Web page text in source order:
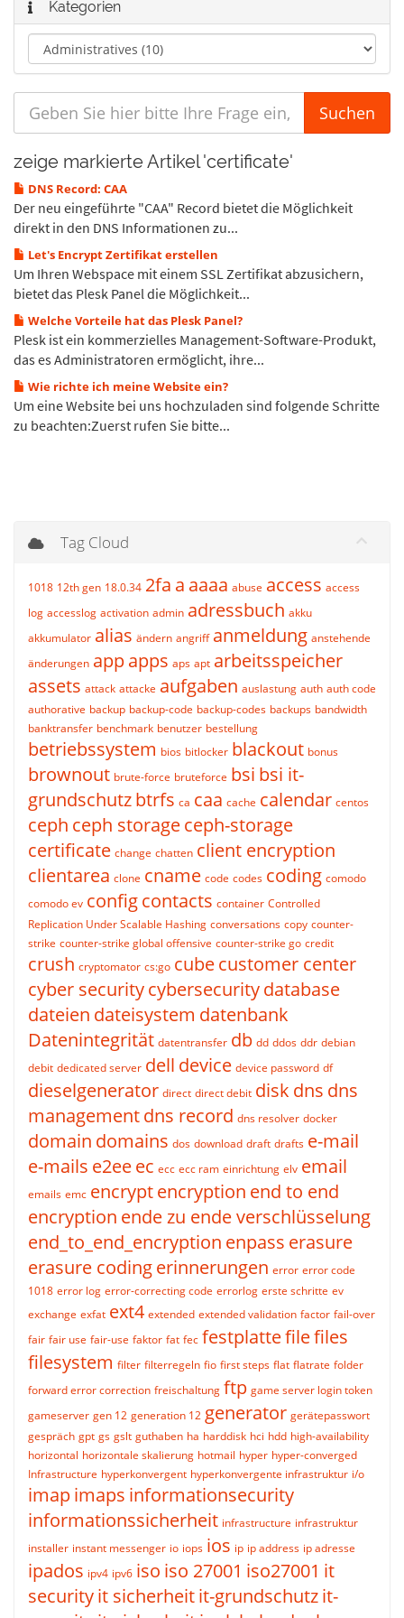
Kategorien
zeige markierte Artikel 'certificate'
DNS Record: CAA
Der neu eingeführte "CAA" Record bietet die Möglichkeit
direkt in den DNS Informationen zu...
Let's Encrypt Zertifikat erstellen
Um Ihren Webspace mit einem SSL Zertifikat abzusichern,
bietet das Plesk Panel die Möglichkeit...
Welche Vorteile hat das Plesk Panel?
Plesk ist ein kommerzielles Management-Software-Produkt,
das es Administratoren ermöglicht, ihre...
Wie richte ich meine Website ein?
Um eine Website bei uns hochzuladen sind folgende Schritte
zu beachten:Zuerst rufen Sie bitte...
Tag Cloud
1018 12th gen 18.0.34 2fa a aaaa abuse access access
log accesslog activation admin adressbuch akku
akkumulator alias ändern angriff anmeldung anstehende
änderungen appapps aps apt arbeitsspeicher
assets attack attacke aufgaben auslastung auth auth code
authorative backup backup-code backup-codes backups bandwidth
banktransfer benchmark benutzer bestellung
betriebssystem bios bitlocker blackout bonus
brownout brute-force bruteforce bsi bsi it-
grundschutzbtrfs ca caa cache calendar centos
ceph ceph storageceph-storage
certificate change chatten client encryption
clientarea clone cname code codes coding comodo
comodo ev configcontacts container Controlled
Replication Under Scalable Hashing conversations copy counter-
strike counter-strike global offensive counter-strike go credit
crush cryptomator cs:go cubecustomer center
cyber securitycybersecuritydatabase
dateien dateisystem datenbank
Datenintegrität datentransfer db dd ddos ddr debian
debit dedicated server dell device device password df
dieselgenerator direct direct debit disk dns dns
managementdns record dns resolver docker
domain domains dos download draft drafts e-mail
e-mails e2eeec ecc ecc ram einrichtung elv email
emails emc encryptencryption end to end
encryption ende zu ende verschlüsselung
end_to_end_encryption enpass erasure
erasure codingerinnerungen error error code
1018 error log error-correcting code errorlog erste schritte ev
exchange exfat ext4 extended extended validation factor fail-over
fair fair use fair-use faktor fat fec festplattefilefiles
filesystem filter filterregeln fio first steps flat flatrate folder
forward error correction freischaltung ftp game server login token
gameserver gen 12 generation 12 generator gerätepasswort
gespräch gpt gs gslt guthaben ha harddisk hci hdd high-availability
horizontal horizontale skalierung hotmail hyper hyper-converged
Infrastructure hyperkonvergent hyperkonvergente infrastruktur i/o
imapimaps informationsecurity
informationssicherheit infrastructure infrastruktur
installer instant messenger io iops ios ip ip address ip adresse
ipados ipv4 ipv6 iso iso 27001 iso27001 it
securityit sicherheitit-grundschutzit-